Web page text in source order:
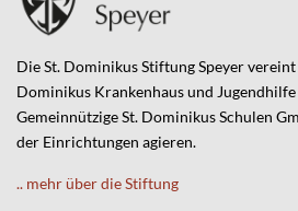
Die St. Dominikus Stiftung Speyer
Dominikus Krankenhaus und
Gemeinnützige St. Dominikus Schulen
der Einrichtungen agieren.
.. mehr über die Stiftung